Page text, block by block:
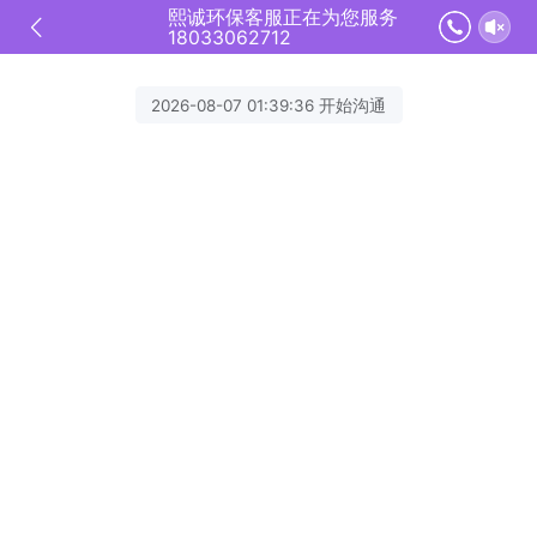
熙诚环保客服正在为您服务
18033062712
2026-08-07 01:39:36 开始沟通